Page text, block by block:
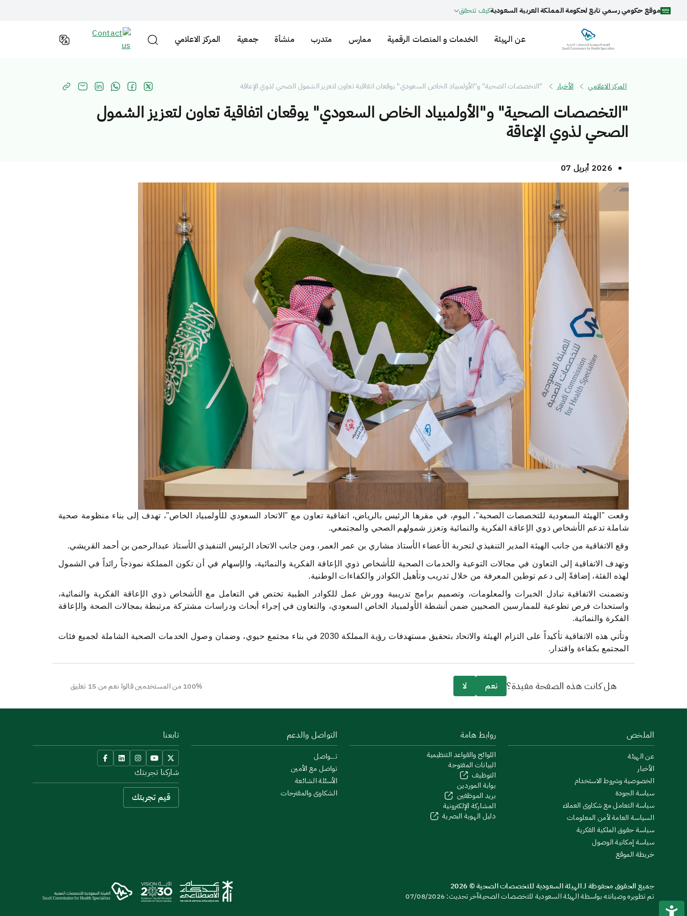
موقع حكومي رسمي تابع لحكومة المملكة العربية السعوديةكيف تتحقق
عن الهيئة الخدمات و المنصات الرقمية ممارس متدرب منشأة جمعية المركز الاعلامي
المركز الاعلامي الأخبار "التخصصات الصحية" و"الأولمبياد الخاص السعودي" يوقعان اتفاقية تعاون لتعزيز الشمول الصحي لذوي الإعاقة
"التخصصات الصحية" و"الأولمبياد الخاص السعودي" يوقعان اتفاقية تعاون لتعزيز الشمول
الصحي لذوي الإعاقة
2026 أبريل 07
وقعت "الهيئة السعودية للتخصصات الصحية"، اليوم، في مقرها الرئيس بالرياض، اتفاقية تعاون مع "الاتحاد السعودي للأولمبياد الخاص"، تهدف إلى بناء منظومة صحية
شاملة تدعم الأشخاص ذوي الإعاقة الفكرية والنمائية وتعزز شمولهم الصحي والمجتمعي.
وقع الاتفاقية من جانب الهيئة المدير التنفيذي لتجربة الأعضاء الأستاذ مشاري بن عمر العمر، ومن جانب الاتحاد الرئيس التنفيذي الأستاذ عبدالرحمن بن أحمد القريشي.
وتهدف الاتفاقية إلى التعاون في مجالات التوعية والخدمات الصحية للأشخاص ذوي الإعاقة الفكرية والنمائية، والإسهام في أن تكون المملكة نموذجاً رائداً في الشمول
لهذه الفئة، إضافةً إلى دعم توطين المعرفة من خلال تدريب وتأهيل الكوادر والكفاءات الوطنية.
وتضمنت الاتفاقية تبادل الخبرات والمعلومات، وتصميم برامج تدريبية وورش عمل للكوادر الطبية تختص في التعامل مع الأشخاص ذوي الإعاقة الفكرية والنمائية،
واستحداث فرص تطوعية للممارسين الصحيين ضمن أنشطة الأولمبياد الخاص السعودي، والتعاون في إجراء أبحاث ودراسات مشتركة مرتبطة بمجالات الصحة والإعاقة
الفكرة والنمائية.
وتأتي هذه الاتفاقية تأكيداً على التزام الهيئة والاتحاد بتحقيق مستهدفات رؤية المملكة 2030 في بناء مجتمع حيوي، وضمان وصول الخدمات الصحية الشاملة لجميع فئات
المجتمع بكفاءة واقتدار .
هل كانت هذه الصفحة مفيدة؟ نعم لا 100% من المستخدمين قالوا نعم من 15 تعليق
الملخص
عن الهيئة
الأخبار
الخصوصية وشروط الاستخدام
سياسة الجودة
سياسة التعامل مع شكاوى العملاء
السياسة العامة لأمن المعلومات
سياسة حقوق الملكية الفكرية
سياسة إمكانية الوصول
خريطة الموقع
روابط هامة
اللوائح والقواعد التنظيمية
البيانات المفتوحة
التوظيف
بوابة الموردين
بريد الموظفين
المشاركة الإلكترونية
دليل الهوية البصرية
التواصل والدعم
تــــواصل
تواصل مع الأمين
الأسئلة الشائعة
الشكاوى والمقترحات
تابعنا
شاركنا تجربتك
قيم تجربتك
جميع الحقوق محفوظة لـ الهيئة السعودية للتخصصات الصحية © 2026
تم تطويره وصيانته بواسطة الهيئة السعودية للتخصصات الصحيةآخر تحديث: 07/08/2026